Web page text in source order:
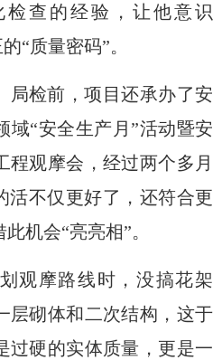
检查的经验 ，让他意识
“质量密码”。
局检前，项目还承办了安
域“安全生产月”活动暨安
程观摩会，经过两个多 月
活不仅 更好了 ，还符合更
此机会“亮亮相”。
观摩路线时，没搞花架
层砌体和二次结构，这于
过硬的实体质量，更是一